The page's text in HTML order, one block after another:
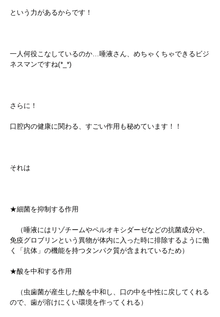
という力があるからです！
一人何役こなしているのか…唾液さん、めちゃくちゃできるビジ
ネスマンですね(*_*)
さらに！
口腔内の健康に関わる、すごい作用も秘めています！！
それは
★細菌を抑制する作用
（唾液にはリゾチームやペルオキシダーゼなどの抗菌成分や、
免疫グロブリンという異物が体内に入った時に排除するように働
く「抗体」の機能を持つタンパク質が含まれているため）
★酸を中和する作用
（虫歯菌が産生した酸を中和し、口の中を中性に戻してくれる
ので、歯が溶けにくい環境を作ってくれる）